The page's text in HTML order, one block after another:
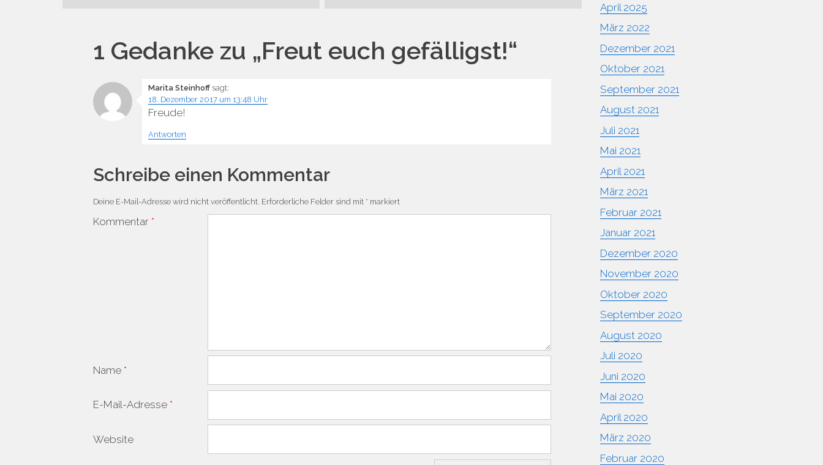
1 Gedanke zu „Freut euch gefälligst!“
Marita Steinhoff sagt:
18. Dezember 2017 um 13:48 Uhr
Freude!
Antworten
Schreibe einen Kommentar
Deine E-Mail-Adresse wird nicht veröffentlicht. Erforderliche Felder sind mit * markiert
Kommentar *
Name *
E-Mail-Adresse *
Website
April 2025
März 2022
Dezember 2021
Oktober 2021
September 2021
August 2021
Juli 2021
Mai 2021
April 2021
März 2021
Februar 2021
Januar 2021
Dezember 2020
November 2020
Oktober 2020
September 2020
August 2020
Juli 2020
Juni 2020
Mai 2020
April 2020
März 2020
Februar 2020